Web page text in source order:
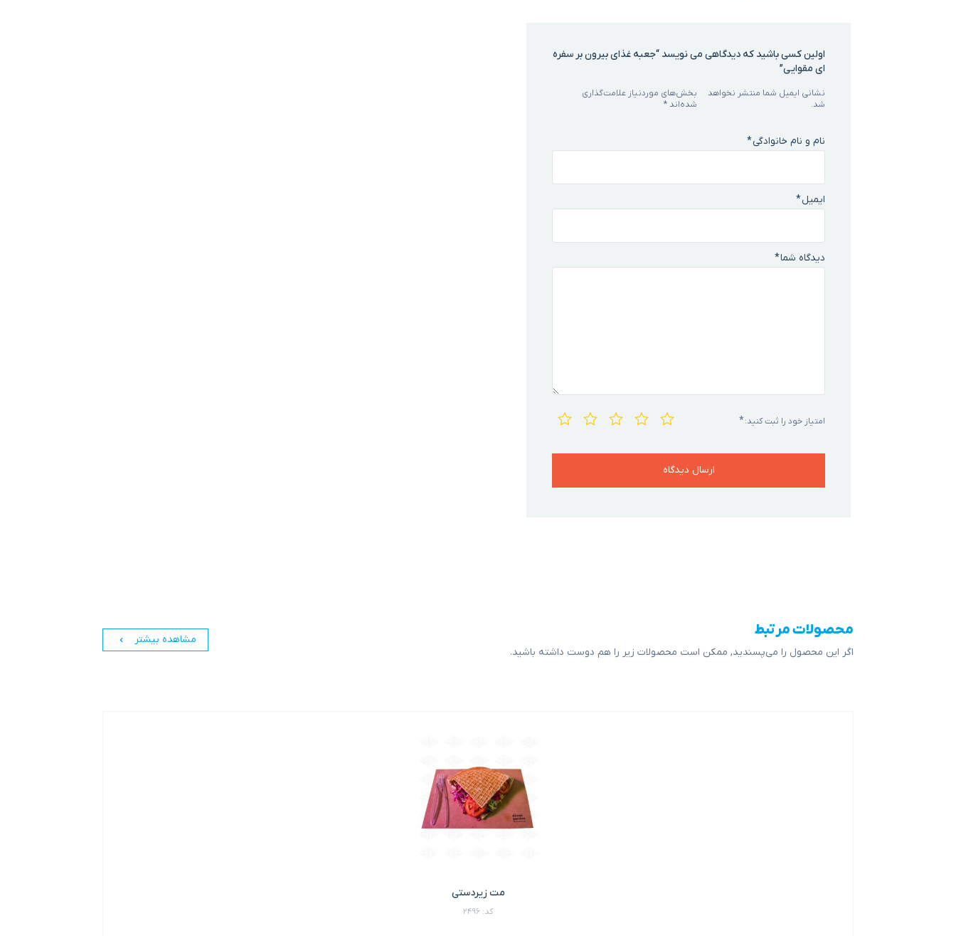
اولین کسی باشید که دیدگاهی می نویسد “جعبه غذای بیرون بر سفره
ای مقوایی”
نشانی ایمیل شما منتشر نخواهد
شد.
بخش‌های موردنیاز علامت‌گذاری
شده‌اند*
امتیاز خود را ثبت کنید:*
دیدگاه شما*
نام و نام خانوادگی*
ایمیل*
محصولات مرتبط
اگر این محصول را می‌پسندید, ممکن است محصولات زیر را هم دوست داشته باشید.
مشاهده بیشتر
مت زیردستی
کد: 2496